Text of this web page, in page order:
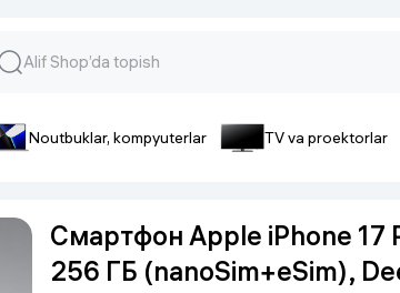
va gadjetlar
Smartfonlar uchun g’ilof
iPhone uchun g’ilof
Noutbuklar, kompyuterlar TV va proektorlar
Смартфон Apple iPhone 17
256 ГБ (nanoSim+eSim),